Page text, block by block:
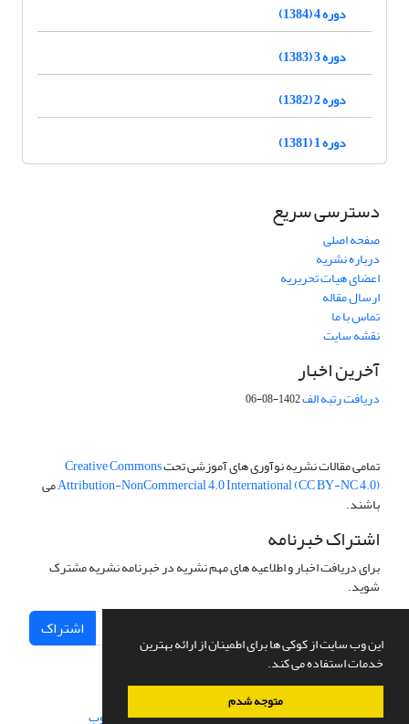
این وب سایت از کوکی ها برای اطمینان از ارائه بهترین
خدمات استفاده می کند.
متوجه شدم
دوره 4 (1384)
دوره 3 (1383)
دوره 2 (1382)
دوره 1 (1381)
دسترسی سریع
صفحه اصلی
درباره نشریه
اعضای هیات تحریریه
ارسال مقاله
تماس با ما
نقشه سایت
آخرین اخبار
دریافت رتبه الف1402-08-06
تمامی مقالات نشریه نوآوری های آموزشی تحتCreative Commons
Attribution-NonCommercial 4.0 International (CC BY-NC 4.0)می
باشند.
اشتراک خبرنامه
برای دریافت اخبار و اطلاعیه های مهم نشریه در خبرنامه نشریه مشترک
شوید.
اشتراک
سامانه مدیریت نشریات علمی.طراحی و پیاده سازی از سیناوب